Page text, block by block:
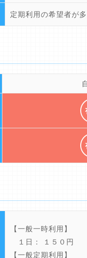
定期利用の希望者が
【一般一時利用】
１日： １５０円
【一般定期利用】